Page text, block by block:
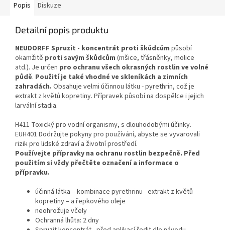
Popis Diskuze
Detailní popis produktu
NEUDORFF Spruzit - koncentrát proti škůdcům působí
okamžitě proti savým škůdcům (mšice, třásněnky, molice
atd.). Je určen pro ochranu všech okrasných rostlin ve volné
půdě. Použití je také vhodné ve skleníkách a zimních
zahradách. Obsahuje velmi účinnou látku - pyrethrin, což je
extrakt z květů kopretiny. Přípravek působí na dospělce i jejich
larvální stadia.
H411 Toxický pro vodní organismy, s dlouhodobými účinky.
EUH401 Dodržujte pokyny pro používání, abyste se vyvarovali
rizik pro lidské zdraví a životní prostředí.
Používejte přípravky na ochranu rostlin bezpečně. Před
použitím si vždy přečtěte označení a informace o
přípravku.
účinná látka – kombinace pyrethrinu - extrakt z květů
kopretiny – a řepkového oleje
neohrožuje včely
Ochranná lhůta: 2 dny